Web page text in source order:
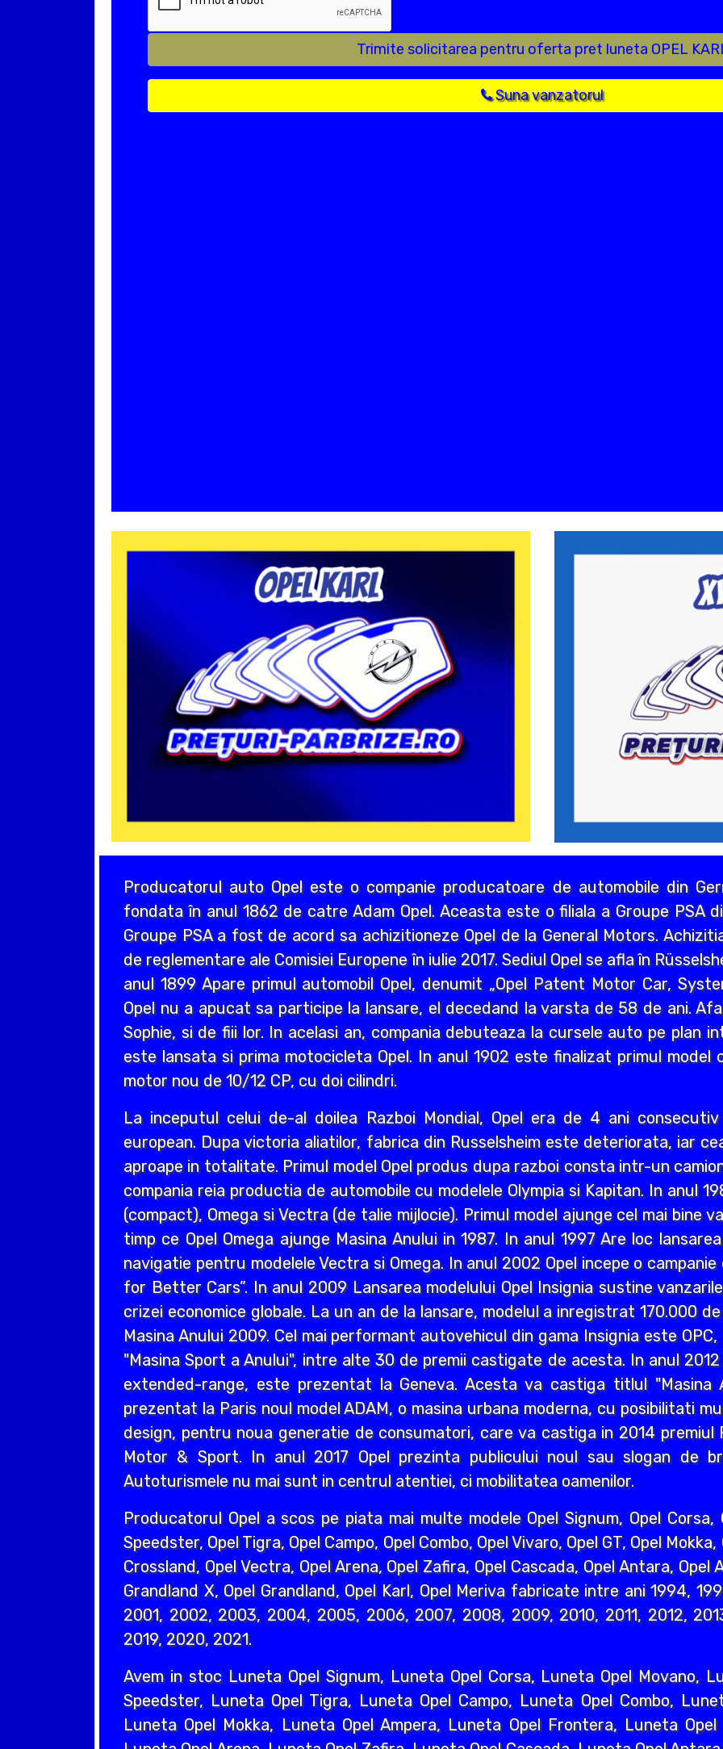
Trimite solicitarea pentru oferta pret luneta OPEL
Suna vanzatorul
Producatorul auto Opel este o companie producatoare de automobile din
fondata în anul 1862 de catre Adam Opel. Aceasta este o filiala a Groupe PSA
Groupe PSA a fost de acord sa achizitioneze Opel de la General Motors.
de reglementare ale Comisiei Europene în iulie 2017. Sediul Opel se afla în
anul 1899 Apare primul automobil Opel, denumit „Opel Patent Motor Car,
Opel nu a apucat sa participe la lansare, el decedand la varsta de 58 de ani.
Sophie, si de fiii lor. In acelasi an, compania debuteaza la cursele auto pe plan
este lansata si prima motocicleta Opel. In anul 1902 este finalizat primul
motor nou de 10/12 CP, cu doi cilindri.
La inceputul celui de-al doilea Razboi Mondial, Opel era de 4 ani
european. Dupa victoria aliatilor, fabrica din Russelsheim este deteriorata, iar
aproape in totalitate. Primul model Opel produs dupa razboi consta intr-un
compania reia productia de automobile cu modelele Olympia si Kapitan. In anul
(compact), Omega si Vectra (de talie mijlocie). Primul model ajunge cel mai bine
timp ce Opel Omega ajunge Masina Anului in 1987. In anul 1997 Are loc
navigatie pentru modelele Vectra si Omega. In anul 2002 Opel incepe o campanie
for Better Cars”. In anul 2009 Lansarea modelului Opel Insignia sustine
crizei economice globale. La un an de la lansare, modelul a inregistrat 170.000
Masina Anului 2009. Cel mai performant autovehicul din gama Insignia este
"Masina Sport a Anului", intre alte 30 de premii castigate de acesta. In anul
extended-range, este prezentat la Geneva. Acesta va castiga titlul "Masina
prezentat la Paris noul model ADAM, o masina urbana moderna, cu posibilitati
design, pentru noua generatie de consumatori, care va castiga in 2014 premiul
Motor & Sport. In anul 2017 Opel prezinta publicului noul sau slogan de
Autoturismele nu mai sunt in centrul atentiei, ci mobilitatea oamenilor.
Producatorul Opel a scos pe piata mai multe modele Opel Signum, Opel Corsa,
Speedster, Opel Tigra, Opel Campo, Opel Combo, Opel Vivaro, Opel GT, Opel
Crossland, Opel Vectra, Opel Arena, Opel Zafira, Opel Cascada, Opel Antara, Opel
Grandland X, Opel Grandland, Opel Karl, Opel Meriva fabricate intre ani 1994,
2001, 2002, 2003, 2004, 2005, 2006, 2007, 2008, 2009, 2010, 2011, 2012,
2019, 2020, 2021.
Avem in stoc Luneta Opel Signum, Luneta Opel Corsa, Luneta Opel Movano,
Speedster, Luneta Opel Tigra, Luneta Opel Campo, Luneta Opel Combo,
Luneta Opel Mokka, Luneta Opel Ampera, Luneta Opel Frontera, Luneta